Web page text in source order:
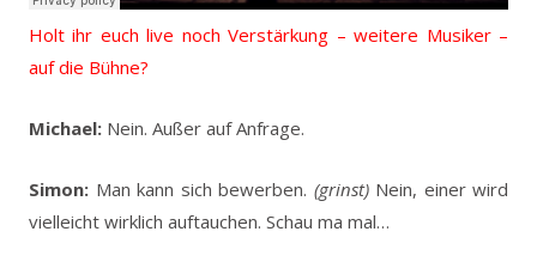
Holt ihr euch live noch Verstärkung – weitere Musiker –
auf die Bühne?
Michael: Nein. Außer auf Anfrage.
Simon: Man kann sich bewerben. (grinst)Nein, einer wird
vielleicht wirklich auftauchen. Schau ma mal…